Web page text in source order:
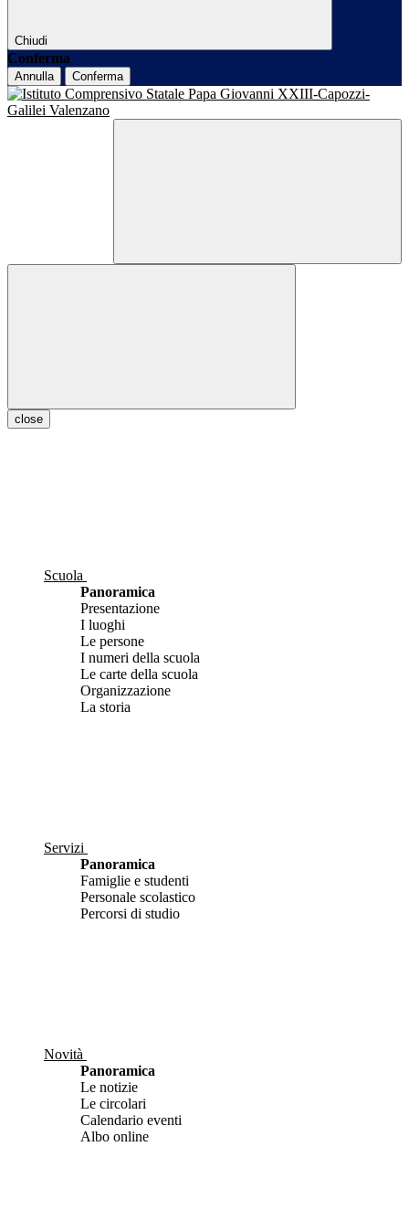
Chiudi
Conferma
Annulla Conferma
close
Scuola
Panoramica
Presentazione
I luoghi
Le persone
I numeri della scuola
Le carte della scuola
Organizzazione
La storia
Servizi
Panoramica
Famiglie e studenti
Personale scolastico
Percorsi di studio
Novità
Panoramica
Le notizie
Le circolari
Calendario eventi
Albo online